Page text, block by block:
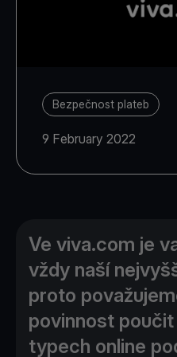
Bezpečnost plateb
9 February 2022
Ve viva.com je
vždy naší
proto
povinnost
typech online